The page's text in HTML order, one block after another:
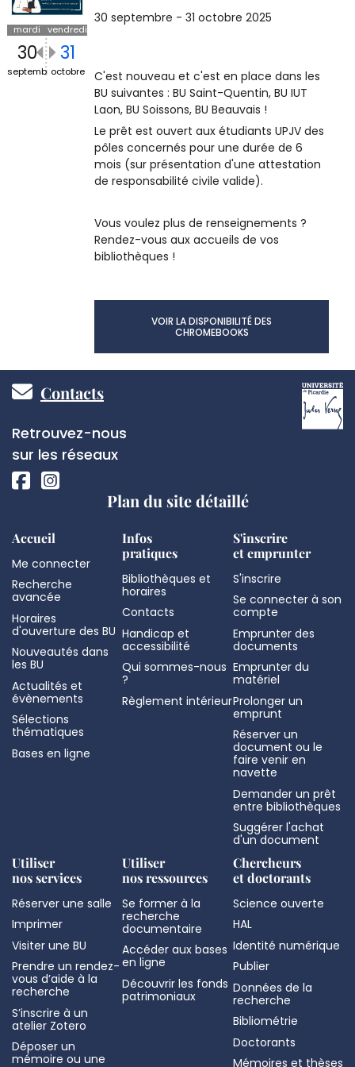
mardi
30
septembre
vendredi
31
octobre
30 septembre - 31 octobre 2025
C'est nouveau et c'est en place dans les
BU suivantes : BU Saint-Quentin, BU IUT
Laon, BU Soissons, BU Beauvais !
Le prêt est ouvert aux étudiants UPJV des
pôles concernés pour une durée de 6
mois (sur présentation d'une attestation
de responsabilité civile valide).
Vous voulez plus de renseignements ?
Rendez-vous aux accueils de vos
bibliothèques !
VOIR LA DISPONIBILITÉ DES
CHROMEBOOKS
Pied
de
page
Contacts
Réseaux
sociaux
Retrouvez-nous
sur les réseaux
Plan du site détaillé
Accueil
Me connecter
Recherche
avancée
Horaires
d'ouverture des BU
Nouveautés dans
les BU
Actualités et
évènements
Sélections
thématiques
Bases en ligne
Infos
pratiques
Bibliothèques et
horaires
Contacts
Handicap et
accessibilité
Qui sommes-nous
?
Règlement intérieur
S'inscrire
et emprunter
S'inscrire
Se connecter à son
compte
Emprunter des
documents
Emprunter du
matériel
Prolonger un
emprunt
Réserver un
document ou le
faire venir en
navette
Demander un prêt
entre bibliothèques
Suggérer l'achat
d'un document
Utiliser
nos services
Réserver une salle
Imprimer
Visiter une BU
Prendre un rendez-
vous d’aide à la
recherche
S’inscrire à un
atelier Zotero
Déposer un
mémoire ou une
Utiliser
nos ressources
Se former à la
recherche
documentaire
Accéder aux bases
en ligne
Découvrir les fonds
patrimoniaux
Chercheurs
et doctorants
Science ouverte
HAL
Identité numérique
Publier
Données de la
recherche
Bibliométrie
Doctorants
Mémoires et thèses